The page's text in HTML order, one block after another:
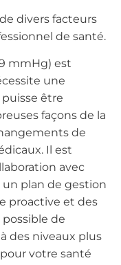
divers facteurs
de santé.
mmHg) est
une
être
façons de la
de
Il est
avec
plan de gestion
proactive et des
de
des niveaux plus
votre santé